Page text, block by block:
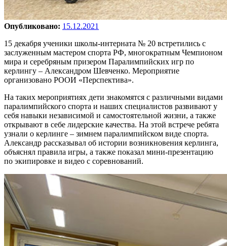
Опубликовано: 15.12.2021
15 декабря ученики школы-интерната № 20 встретились с
заслуженным мастером спорта РФ, многократным Чемпионом
мира и серебряным призером Паралимпийских игр по
керлингу – Александром Шевченко. Мероприятие
организовано РООИ «Перспектива».
На таких мероприятиях дети знакомятся с различными видами
паралимпийского спорта и наших специалистов развивают у
себя навыки независимой и самостоятельной жизни, а также
открывают в себе лидерские качества. На этой встрече ребята
узнали о керлинге – зимнем паралимпийском виде спорта.
Александр рассказывал об истории возникновения керлинга,
объяснял правила игры, а также показал мини-презентацию
по экипировке и видео с соревнований.